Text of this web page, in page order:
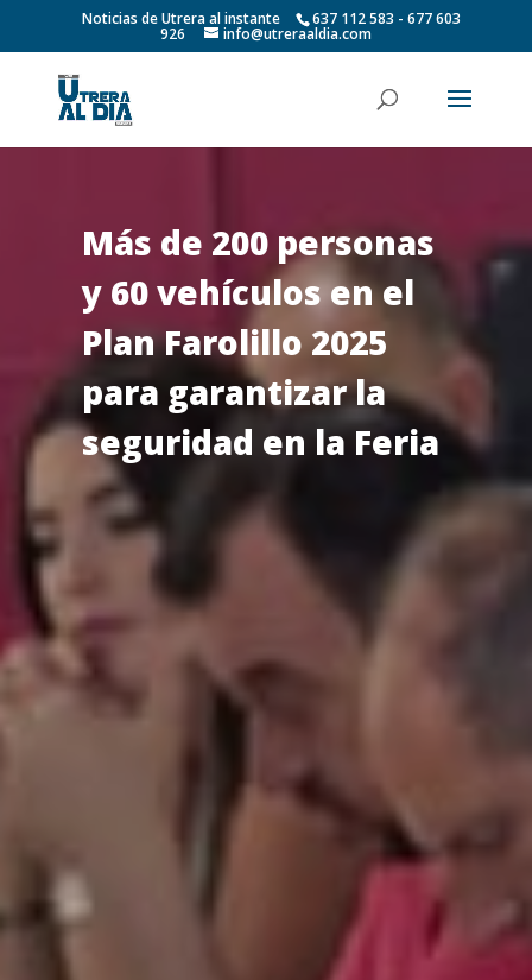
Noticias de Utrera al instante 637 112 583 - 677 603
926 info@utreraaldia.com
Más de 200 personas
y 60 vehículos en el
Plan Farolillo 2025
para garantizar la
seguridad en la Feria